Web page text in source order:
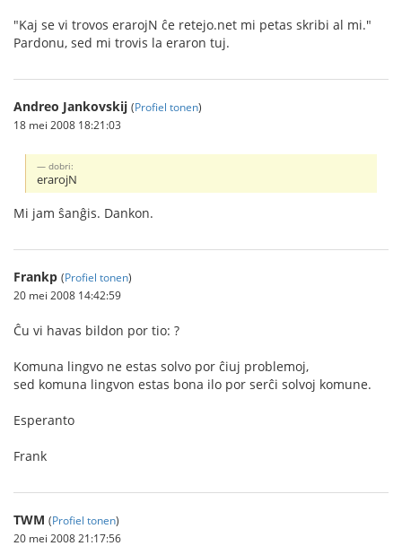
"Kaj se vi trovos erarojN ĉe retejo.net mi petas skribi al mi."
Pardonu, sed mi trovis la eraron tuj.
Andreo Jankovskij (Profiel tonen)
18 mei 2008 18:21:03
dobri:
erarojN
Mi jam ŝanĝis. Dankon.
Frankp (Profiel tonen)
20 mei 2008 14:42:59
Ĉu vi havas bildon por tio: ?
Komuna lingvo ne estas solvo por ĉiuj problemoj,
sed komuna lingvon estas bona ilo por serĉi solvoj komune.
Esperanto
Frank
TWM (Profiel tonen)
20 mei 2008 21:17:56